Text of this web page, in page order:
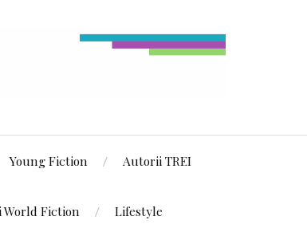
Young Fiction Autorii TREI
World Fiction Lifestyle